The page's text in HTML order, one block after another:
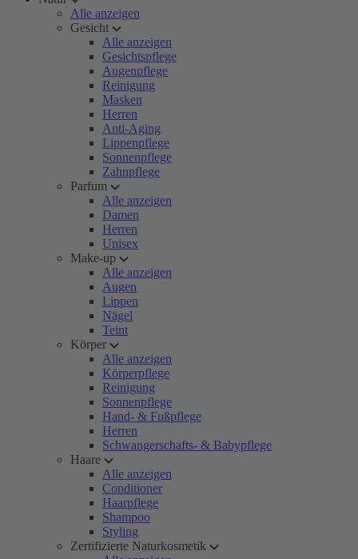
Alle anzeigen
Gesicht
Alle anzeigen
Gesichtspflege
Augenpflege
Reinigung
Masken
Herren
Anti-Aging
Lippenpflege
Sonnenpflege
Zahnpflege
Parfum
Alle anzeigen
Damen
Herren
Unisex
Make-up
Alle anzeigen
Augen
Lippen
Nägel
Teint
Körper
Alle anzeigen
Körperpflege
Reinigung
Sonnenpflege
Hand- & Fußpflege
Herren
Schwangerschafts- & Babypflege
Haare
Alle anzeigen
Conditioner
Haarpflege
Shampoo
Styling
Zertifizierte Naturkosmetik